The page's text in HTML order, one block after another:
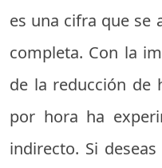
es una cifra que se
completa. Con la
de la reducción de
por hora ha
indirecto. Si